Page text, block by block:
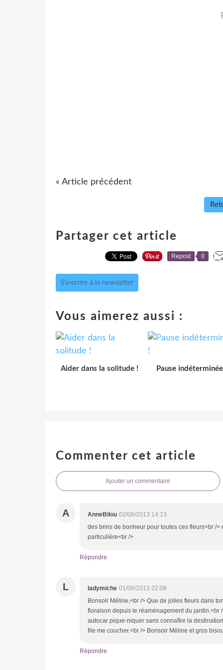
« Article précédent
Partager cet article
Repost 0
S'inscrire à la newsletter
Vous aimerez aussi :
Aider dans la solitude ! Pause
Commenter cet article
Ajouter un commentaire
A AnneBilou 02/06/2013 14:13
des brins de bonheur pour toutes ces fleurs<br /
particulière<br />
Répondre
L ladymiche 01/06/2013 22:08
Bonsoir Méline,<br /> Que de jolies fleurs dans
floraison depuis le réaménagement du jardin.<br
autocar pique-niquer sans connaître la
file me coucher.<br /> Bonsoir Méline et gros
Répondre